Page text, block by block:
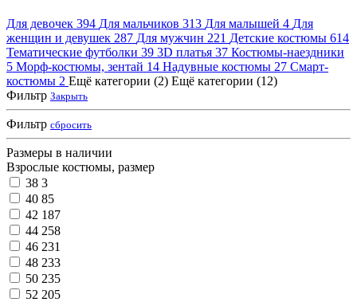
Для девочек 394 Для мальчиков 313 Для малышей 4 Для
женщин и девушек 287 Для мужчин 221 Детские костюмы 614
Тематические футболки 39 3D платья 37 Костюмы-наездники
5 Морф-костюмы, зентай 14 Надувные костюмы 27 Смарт-
костюмы 2 Ещё категории (2) Ещё категории (12)
Фильтр Закрыть
Фильтр сбросить
Размеры в наличии
Взрослые костюмы, размер
38 3
40 85
42 187
44 258
46 231
48 233
50 235
52 205